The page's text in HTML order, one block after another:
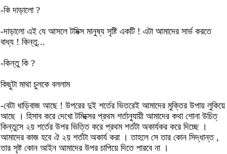
-কি দাড়ালো ?
-দাড়ালো এই যে আসলে টমিক্স মানুষ্য সৃষ্টি একটি ! এটা আমাদের সার্ভ করতে
বাধ্য ! কিন্তু...
-কিন্তু কি ?
কিছুটা মাথা চুলকে বললাম
-বেটা ধাড়িবাজ আছে ! উপরের দুই শর্তের ভিতরেই আমাদের মুক্তির উপায় লুকিয়ে
আছে । হিসাব করে দেখো টমিক্সের প্রথম শর্তানুযায়ী আমাদের কথা শোনা উচিত্
কিন্তুসে ২য় শর্তের উপর ভিত্তি করে প্রথম শর্তটা অকার্যকর করে দিচ্ছে ।
আমাদের কাজ হবে ঐ ২য় শর্তটা অকার্য করা । তাহলে সে তার কোন সিদ্ধান্ত ,
তার সৃষ্ট কোন আইন আমাদের উপর চাপিয়ে দিতে পারবে না ।